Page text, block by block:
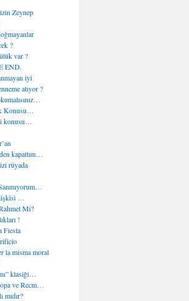
Zeynep
?
var ?
END.
iyi
atıyor ?
Konusu…
konusu…
kapattım…
rüyada
…
Mi?
!
Fiesta
la misma moral
klasiği…
ve Recm…
mıdır?